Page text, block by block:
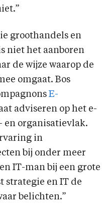
groothandels en
niet het aanboren
de wijze waarop de
omgaat. Bos
E-
adviseren op het e-
en organisatievlak.
in
bij onder meer
IT-man bij een grote
strategie en IT de
belichten.”